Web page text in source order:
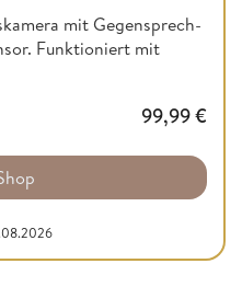
mit Gegensprech-
Funktioniert mit
99,99€